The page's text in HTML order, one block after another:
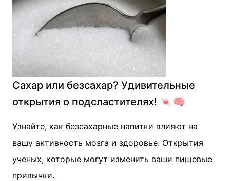
Сахар или безсахар? Удивительные
открытия о подсластителях! 🍬🧠
Узнайте, как безсахарные напитки влияют на
вашу активность мозга и здоровье. Открытия
ученых, которые могут изменить ваши пищевые
привычки.